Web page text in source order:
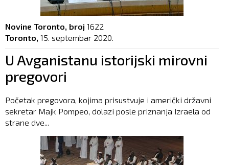
Novine Toronto, broj 1622
Toronto, 15. septembar 2020.
U Avganistanu istorijski mirovni
pregovori
Početak pregovora, kojima prisustvuje i američki državni
sekretar Majk Pompeo, dolazi posle priznanja Izraela od
strane dve...